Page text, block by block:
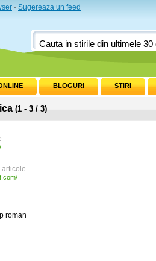
· Sugereaza un feed
BLOGURI STIRI
(1 - 3 / 3)
articole
roman